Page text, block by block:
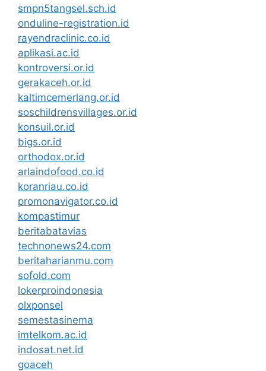
smpn5tangsel.sch.id
onduline-registration.id
rayendraclinic.co.id
aplikasi.ac.id
kontroversi.or.id
gerakaceh.or.id
kaltimcemerlang.or.id
soschildrensvillages.or.id
konsuil.or.id
bigs.or.id
orthodox.or.id
arlaindofood.co.id
koranriau.co.id
promonavigator.co.id
kompastimur
beritabatavias
technonews24.com
beritaharianmu.com
sofold.com
lokerproindonesia
olxponsel
semestasinema
imtelkom.ac.id
indosat.net.id
goaceh